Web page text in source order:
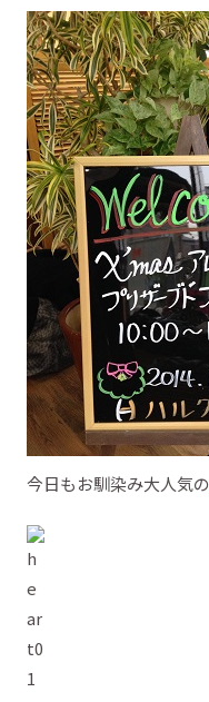
今日もお馴染み大人気の